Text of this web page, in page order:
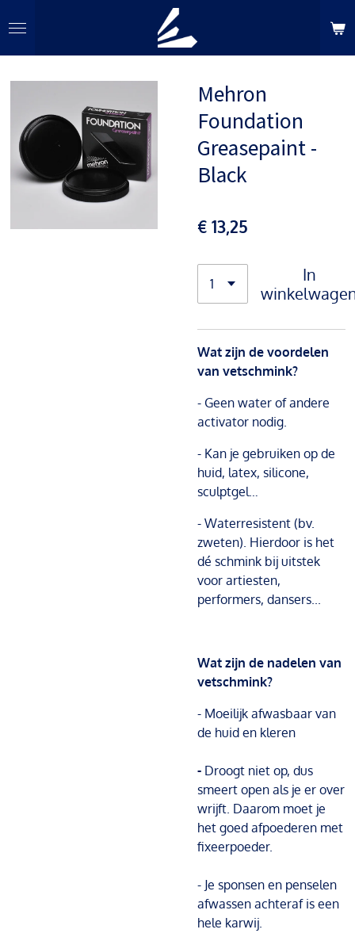
direct
naar
Mehron
Foundation
Greasepaint -
Black
€ 13,25
In
Wat zijn de voordelen
van vetschmink?
- Geen water of andere
activator nodig.
- Kan je gebruiken op de
huid, latex, silicone,
sculptgel…
- Waterresistent (bv.
zweten). Hierdoor is het
dé schmink bij uitstek
voor artiesten,
performers, dansers...
Wat zijn de nadelen van
vetschmink?
- Moeilijk afwasbaar van
de huid en kleren
- Droogt niet op, dus
smeert open als je er over
wrijft. Daarom moet je
het goed afpoederen met
fixeerpoeder.
- Je sponsen en penselen
afwassen achteraf is een
hele karwij.